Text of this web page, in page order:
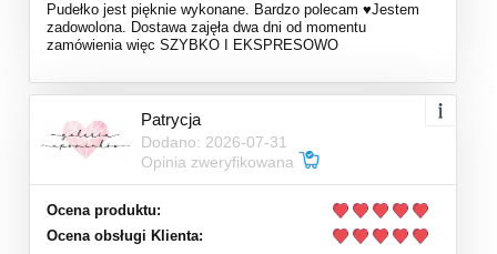
Pudełko jest pięknie wykonane. Bardzo polecam ♥️Jestem
zadowolona. Dostawa zajęła dwa dni od momentu
zamówienia więc SZYBKO I EKSPRESOWO
Patrycja
Dodano: 2026-07-31
Opinia zweryfikowana
Ocena produktu:
Ocena obsługi Klienta: